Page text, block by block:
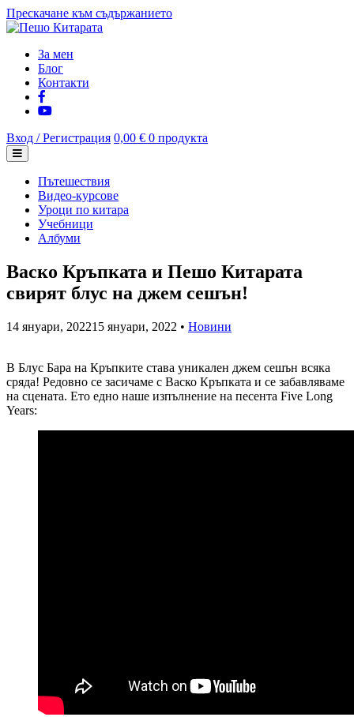
Прескачане към съдържанието
За мен
Блог
Контакти
Вход / Регистрация 0,00 € 0 продукта
Пътешествия
Видео-курсове
Уроци по китара
Учебници
Албуми
Васко Кръпката и Пешо Китарата
свирят блус на джем сешън!
14 януари, 202215 януари, 2022 • Новини
В Блус Бара на Кръпките става уникален джем сешън всяка
сряда! Редовно се засичаме с Васко Кръпката и се забавляваме
на сцената. Ето едно наше изпълнение на песента Five Long
Years: